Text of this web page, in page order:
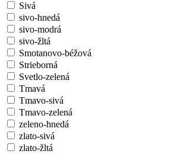
Sivá
sivo-hnedá
sivo-modrá
sivo-žltá
Smotanovo-béžová
Strieborná
Svetlo-zelená
Tmavá
Tmavo-sivá
Tmavo-zelená
zeleno-hnedá
zlato-sivá
zlato-žltá